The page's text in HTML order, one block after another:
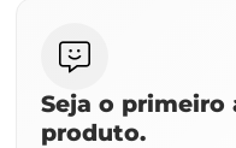
Seja o primeiro
produto.